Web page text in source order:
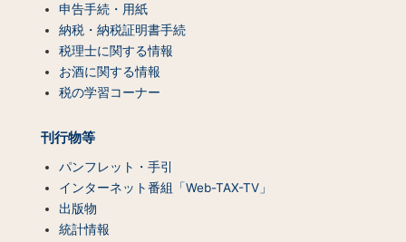
申告手続・用紙
納税・納税証明書手続
税理士に関する情報
お酒に関する情報
税の学習コーナー
刊行物等
パンフレット・手引
インターネット番組「Web-TAX-TV」
出版物
統計情報